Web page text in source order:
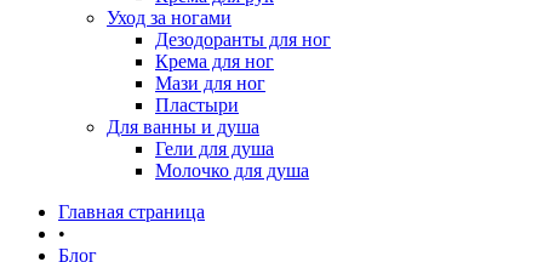
Уход за ногами
Дезодоранты для ног
Крема для ног
Мази для ног
Пластыри
Для ванны и душа
Гели для душа
Молочко для душа
Главная страница
•
Блог